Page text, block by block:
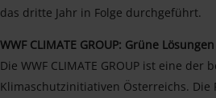
das dritte Jahr in Folge durchgeführt.
WWF CLIMATE GROUP: Grüne
Die WWF CLIMATE GROUP ist eine
Klimaschutzinitiativen Österreichs. Die